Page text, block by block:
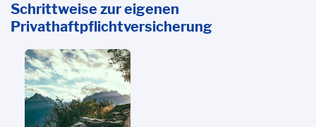
Schrittweise zur eigenen
Privathaftpflichtversicherung